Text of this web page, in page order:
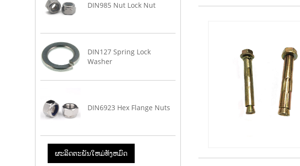
DIN985 Nut Lock Nut
DIN127 Spring Lock
Washer
DIN6923 Hex Flange Nuts
ຜະລິດຕະພັນໃຫມ່ທັງຫມົດ